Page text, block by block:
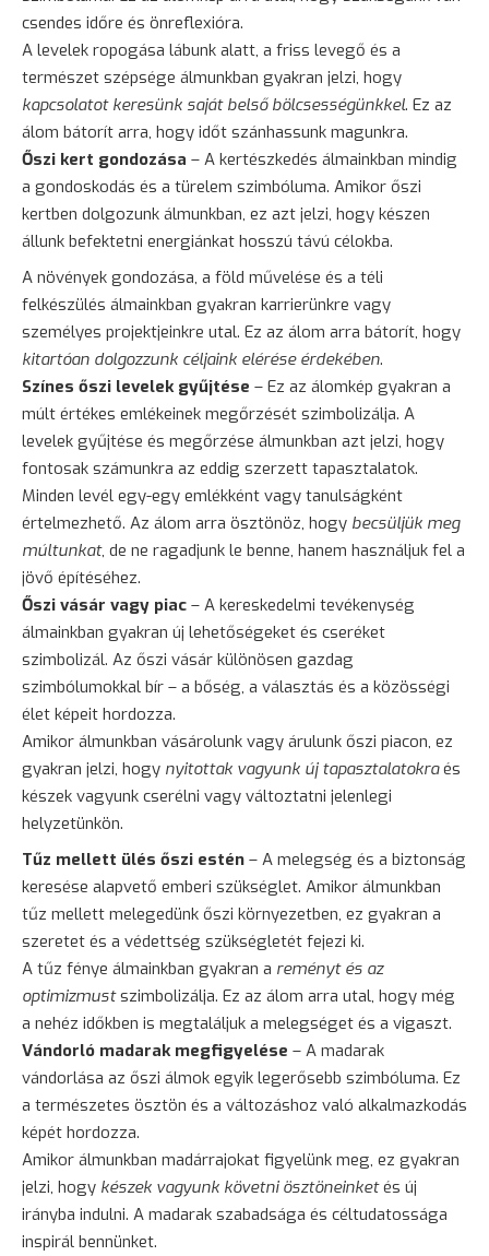
csendes időre és önreflexióra.
A levelek ropogása lábunk alatt, a friss levegő és a
természet szépsége álmunkban gyakran jelzi, hogy
kapcsolatot keresünk saját belső bölcsességünkkel. Ez az
álom bátorít arra, hogy időt szánhassunk magunkra.
Őszi kert gondozása – A kertészkedés álmainkban mindig
a gondoskodás és a türelem szimbóluma. Amikor őszi
kertben dolgozunk álmunkban, ez azt jelzi, hogy készen
állunk befektetni energiánkat hosszú távú célokba.
A növények gondozása, a föld művelése és a téli
felkészülés álmainkban gyakran karrierünkre vagy
személyes projektjeinkre utal. Ez az álom arra bátorít, hogy
kitartóan dolgozzunk céljaink elérése érdekében.
Színes őszi levelek gyűjtése – Ez az álomkép gyakran a
múlt értékes emlékeinek megőrzését szimbolizálja. A
levelek gyűjtése és megőrzése álmunkban azt jelzi, hogy
fontosak számunkra az eddig szerzett tapasztalatok.
Minden levél egy-egy emlékként vagy tanulságként
értelmezhető. Az álom arra ösztönöz, hogy becsüljük meg
múltunkat, de ne ragadjunk le benne, hanem használjuk fel a
jövő építéséhez.
Őszi vásár vagy piac – A kereskedelmi tevékenység
álmainkban gyakran új lehetőségeket és cseréket
szimbolizál. Az őszi vásár különösen gazdag
szimbólumokkal bír – a bőség, a választás és a közösségi
élet képeit hordozza.
Amikor álmunkban vásárolunk vagy árulunk őszi piacon, ez
gyakran jelzi, hogy nyitottak vagyunk új tapasztalatokraés
készek vagyunk cserélni vagy változtatni jelenlegi
helyzetünkön.
Tűz mellett ülés őszi estén – A melegség és a biztonság
keresése alapvető emberi szükséglet. Amikor álmunkban
tűz mellett melegedünk őszi környezetben, ez gyakran a
szeretet és a védettség szükségletét fejezi ki.
A tűz fénye álmainkban gyakran a reményt és az
optimizmustszimbolizálja. Ez az álom arra utal, hogy még
a nehéz időkben is megtaláljuk a melegséget és a vigaszt.
Vándorló madarak megfigyelése – A madarak
vándorlása az őszi álmok egyik legerősebb szimbóluma. Ez
a természetes ösztön és a változáshoz való alkalmazkodás
képét hordozza.
Amikor álmunkban madárrajokat figyelünk meg, ez gyakran
jelzi, hogy készek vagyunk követni ösztöneinketés új
irányba indulni. A madarak szabadsága és céltudatossága
inspirál bennünket.